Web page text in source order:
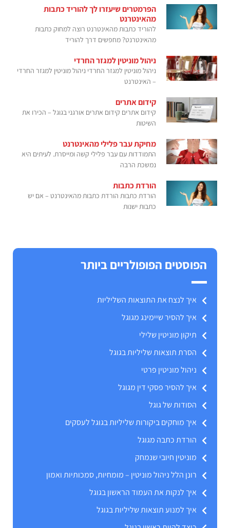
הפרמטרים שיעזרו לך להוריד כתבות
מהאינטרנט
להוריד כתבות מהאינטרנט רוצה למחוק כתבות
מהאינטרנט? מחפשים דרך להוריד
ניהול מוניטין למגזר החרדי
ניהול מוניטין למגזר החרדי ניהול מוניטין למגזר החרדי
– האינטרנט
קידום אתרים
קידום אתרים קידום אתרים אורגני בגוגל – הכירו את
השיטות
מחיקת עבר פלילי מהאינטרנט
התמודדות עם עבר פלילי קשה ומייסרת. לעיתים היא
נמשכת הרבה
הורדת כתבות
הורדת כתבות הורדת כתבות מהאינטרנט – אם יש
כתבות ישנות
הפוסטים הפופולריים ביותר
איך לנצח את התוצאות השליליות
איך להסיר שיימינג מגוגל
תיקון מוניטין שלילי
הסרת תוצאות שליליות בגוגל
ניהול מוניטין פרטי
איך להסיר פסקי דין מגוגל
הסודות של גוגל
איך מוחקים ביקורות שליליות בגוגל לעסקים
הורדת כתבה מגוגל
מוניטין חיובי שנמחק
רונן הלל ניהול מוניטין – מומחיות, סמכותיות ואמון
איך לנקות את העמוד הראשון בגוגל
איך למנוע תוצאות שליליות בגוגל